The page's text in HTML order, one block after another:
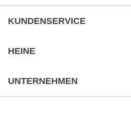
KUNDENSERVICE
HEINE
UNTERNEHMEN